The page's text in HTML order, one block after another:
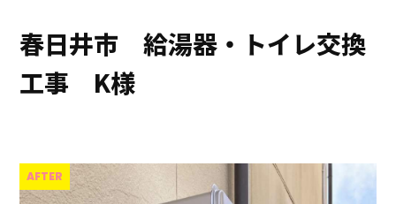
春日井市 給湯器・トイレ交換
工事 K様